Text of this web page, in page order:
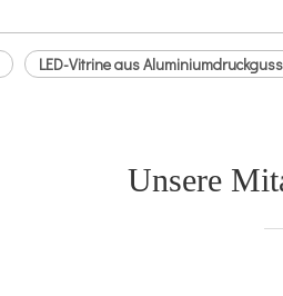
LED-Vitrine aus Aluminiumdruckguss
Unsere